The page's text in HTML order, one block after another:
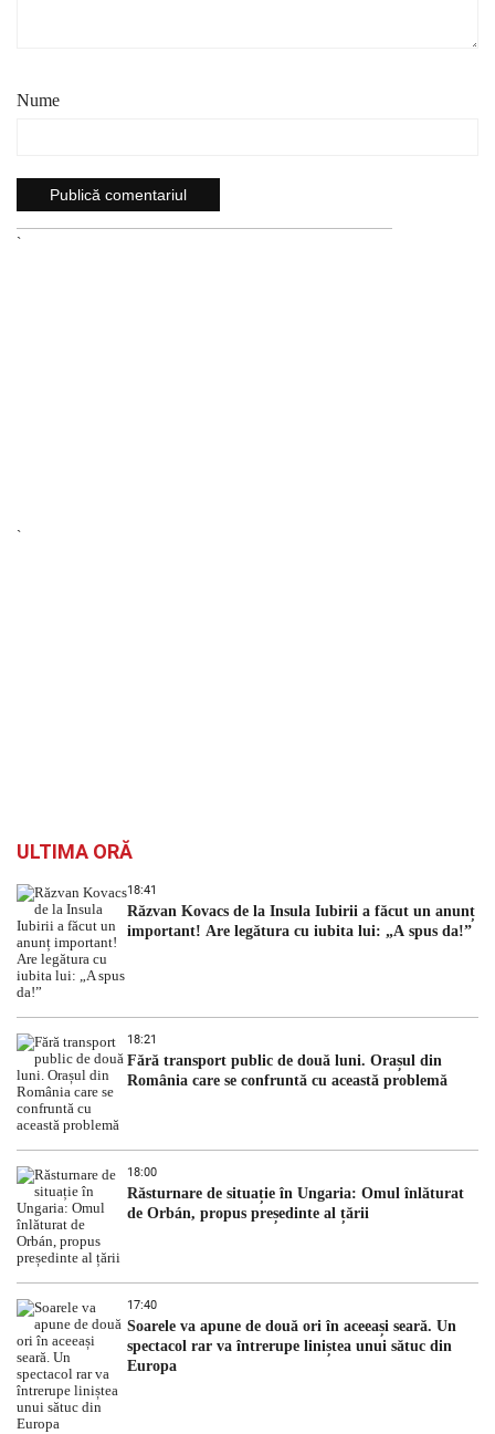
Nume
`
`
ULTIMA ORĂ
18:41
Răzvan Kovacs de la Insula Iubirii a făcut un anunț
important! Are legătura cu iubita lui: „A spus da!”
18:21
Fără transport public de două luni. Orașul din
România care se confruntă cu această problemă
18:00
Răsturnare de situație în Ungaria: Omul înlăturat
de Orbán, propus președinte al țării
17:40
Soarele va apune de două ori în aceeași seară. Un
spectacol rar va întrerupe liniștea unui sătuc din
Europa